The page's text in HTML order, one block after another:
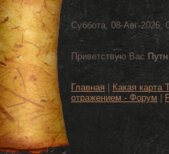
Суббота, 08-Авг-2026,
Приветствую Вас
Главная
Какая карта
отражением - Форум